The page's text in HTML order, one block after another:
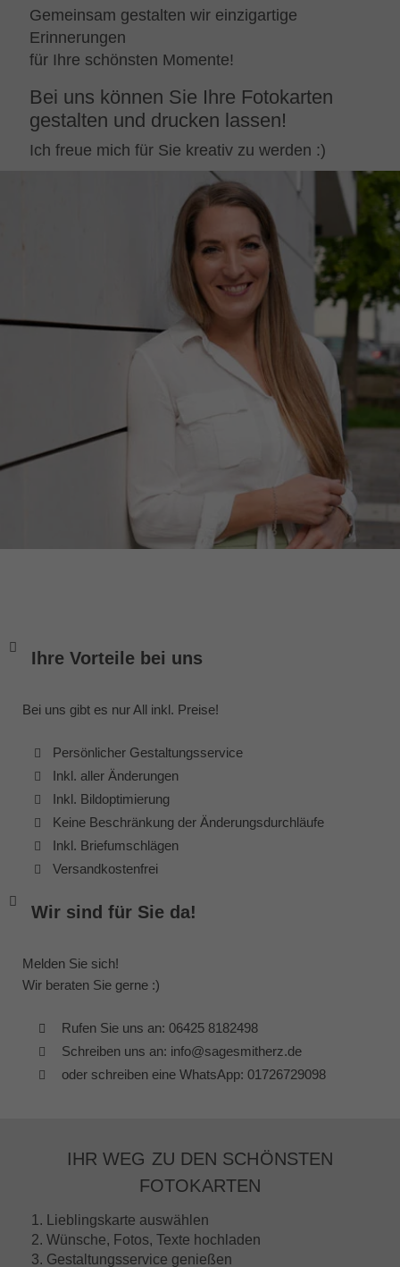
Gemeinsam gestalten wir einzigartige
Erinnerungen
für Ihre schönsten Momente!
Bei uns können Sie Ihre Fotokarten
gestalten und drucken lassen!
Ich freue mich für Sie kreativ zu werden :)
Ihre Vorteile bei uns
Bei uns gibt es nur All inkl. Preise!
Persönlicher Gestaltungsservice
Inkl. aller Änderungen
Inkl. Bildoptimierung
Keine Beschränkung der Änderungsdurchläufe
Inkl. Briefumschlägen
Versandkostenfrei
Wir sind für Sie da!
Melden Sie sich!
Wir beraten Sie gerne :)
Rufen Sie uns an: 06425 8182498
Schreiben uns an: info@sagesmitherz.de
oder schreiben eine WhatsApp: 01726729098
IHR WEG ZU DEN SCHÖNSTEN
FOTOKARTEN
1. Lieblingskarte auswählen
2. Wünsche, Fotos, Texte hochladen
3. Gestaltungsservice genießen